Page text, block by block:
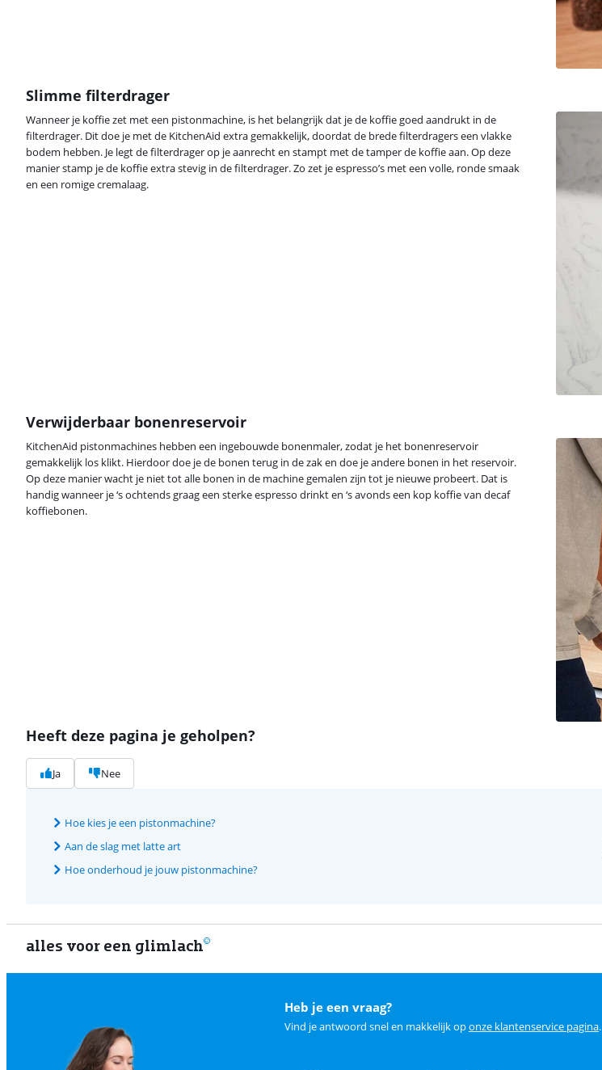
Slimme filterdrager
Wanneer je koffie zet met een pistonmachine, is het belangrijk dat je de koffie goed aandrukt in de
filterdrager. Dit doe je met de KitchenAid extra gemakkelijk, doordat de brede filterdragers een vlakke
bodem hebben. Je legt de filterdrager op je aanrecht en stampt met de tamper de koffie aan. Op deze
manier stamp je de koffie extra stevig in de filterdrager. Zo zet je espresso’s met een volle, ronde smaak
en een romige cremalaag.
Verwijderbaar bonenreservoir
KitchenAid pistonmachines hebben een ingebouwde bonenmaler, zodat je het bonenreservoir
gemakkelijk los klikt. Hierdoor doe je de bonen terug in de zak en doe je andere bonen in het reservoir.
Op deze manier wacht je niet tot alle bonen in de machine gemalen zijn tot je nieuwe probeert. Dat is
handig wanneer je ‘s ochtends graag een sterke espresso drinkt en ‘s avonds een kop koffie van decaf
koffiebonen.
Heeft deze pagina je geholpen?
Ja Nee
Hoe kies je een pistonmachine?
Aan de slag met latte art
Hoe onderhoud je jouw pistonmachine?
alles voor een glimlach
Heb je een vraag?
Vind je antwoord snel en makkelijk oponze klantenservice pagina.